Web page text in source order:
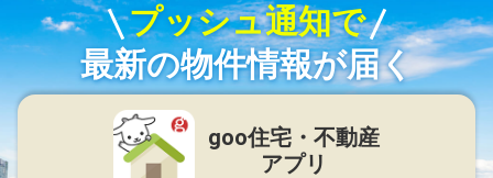
プッシュ通知で
最新の物件情報が届く
goo住宅・不動産
アプリ